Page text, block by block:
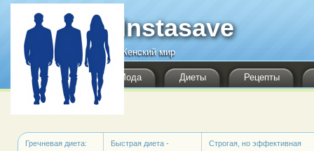
Перейти к основному содержанию
Мода Диеты Рецепты
Instasave
Женский мир
Гречневая диета:
Быстрая диета -
Строгая, но эффективная